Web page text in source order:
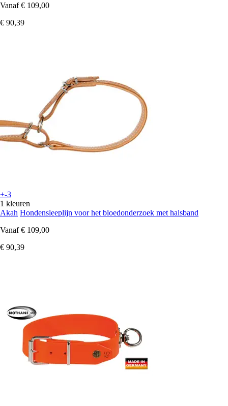
Vanaf € 109,00
€ 90,39
+-3
1 kleuren
Akah Hondensleeplijn voor het bloedonderzoek met halsband
Vanaf € 109,00
€ 90,39